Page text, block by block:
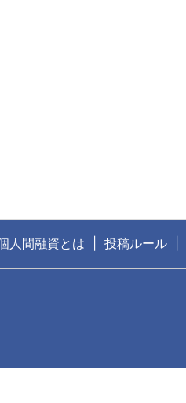
人間融資とは 投稿ルール